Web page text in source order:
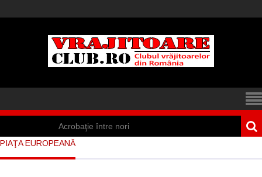
Acrobaţie între nori
Iisus a apărut într-
PIAŢA EUROPEANĂ